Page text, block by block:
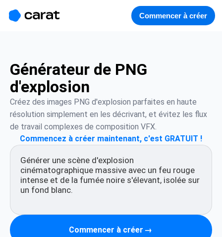
소개
Commencer à créer
Générateur de PNG
d'explosion
Créez des images PNG d'explosion parfaites en haute
résolution simplement en les décrivant, et évitez les flux
de travail complexes de composition VFX.
Commencez à créer maintenant, c'est GRATUIT !
Commencer à créer →